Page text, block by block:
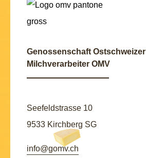
Genossenschaft Ostschweizer
Milchverarbeiter OMV
Seefeldstrasse 10
9533 Kirchberg SG
info@gomv.ch